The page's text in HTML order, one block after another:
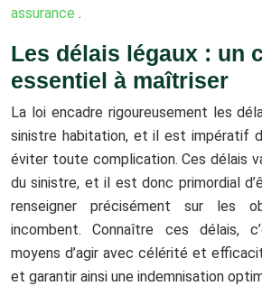
assurance .
Les délais légaux : un
essentiel à maîtriser
La loi encadre rigoureusement les
sinistre habitation, et il est impératif
éviter toute complication. Ces délais
du sinistre, et il est donc primordial
renseigner précisément sur les
incombent. Connaître ces délais,
moyens d’agir avec célérité et
et garantir ainsi une indemnisation